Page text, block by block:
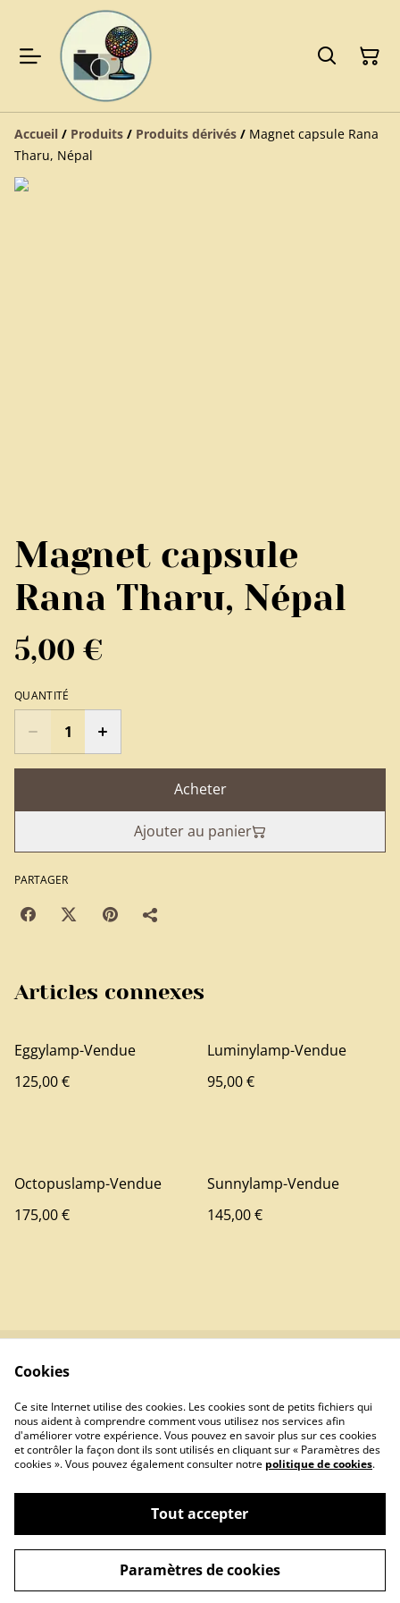
Accueil / Produits / Produits dérivés / Magnet capsule Rana
Tharu, Népal
Magnet capsule
Rana Tharu, Népal
5,00 €
QUANTITÉ
Acheter
Ajouter au panier
PARTAGER
Articles connexes
Eggylamp-Vendue
125,00 €
Luminylamp-Vendue
95,00 €
Octopuslamp-Vendue
175,00 €
Sunnylamp-Vendue
145,00 €
Politique de
confidentialité
Politique de cookies
©2026LUMINELYA
powered by
Cookies
Ce site Internet utilise des cookies. Les cookies sont de petits fichiers qui
nous aident à comprendre comment vous utilisez nos services afin
d'améliorer votre expérience. Vous pouvez en savoir plus sur ces cookies
et contrôler la façon dont ils sont utilisés en cliquant sur « Paramètres des
cookies ». Vous pouvez également consulter notre politique de cookies.
Tout accepter
Paramètres de cookies